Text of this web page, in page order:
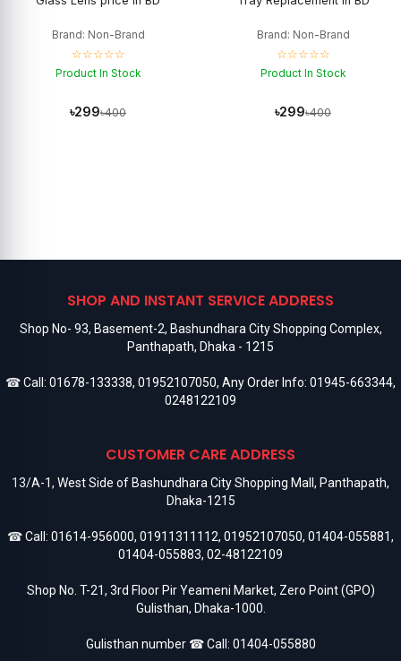
Brand: Non-Brand
☆☆☆☆☆
Product In Stock
৳299৳400
Brand: Non-Brand
☆☆☆☆☆
Product In Stock
৳299৳400
SHOP AND INSTANT SERVICE ADDRESS
Shop No- 93, Basement-2, Bashundhara City Shopping Complex,
Panthapath, Dhaka - 1215
☎ Call: 01678-133338, 01952107050, Any Order Info: 01945-663344,
0248122109
CUSTOMER CARE ADDRESS
13/A-1, West Side of Bashundhara City Shopping Mall, Panthapath,
Dhaka-1215
☎ Call: 01614-956000, 01911311112, 01952107050, 01404-055881,
01404-055883, 02-48122109
Shop No. T-21, 3rd Floor Pir Yeameni Market, Zero Point (GPO)
Gulisthan, Dhaka-1000.
Gulisthan number ☎ Call: 01404-055880